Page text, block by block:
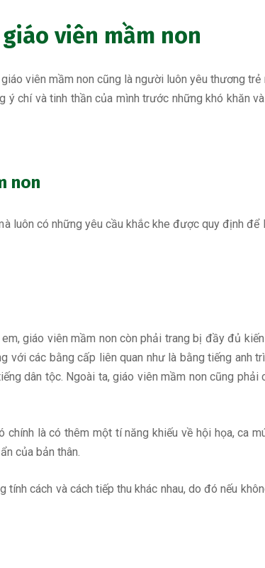
viên mầm non
viên mầm non cũng là người luôn yêu thương trẻ
chí và tinh thần của mình trước những khó khăn
non
luôn có những yêu cầu khắc khe được quy định để
giáo viên mầm non còn phải trang bị đầy đủ
các bằng cấp liên quan như là bằng tiếng anh
dân tộc. Ngoài ta, giáo viên mầm non cũng phải
là có thêm một tí năng khiếu về hội họa, ca
của bản thân.
cách và cách tiếp thu khác nhau, do đó nếu